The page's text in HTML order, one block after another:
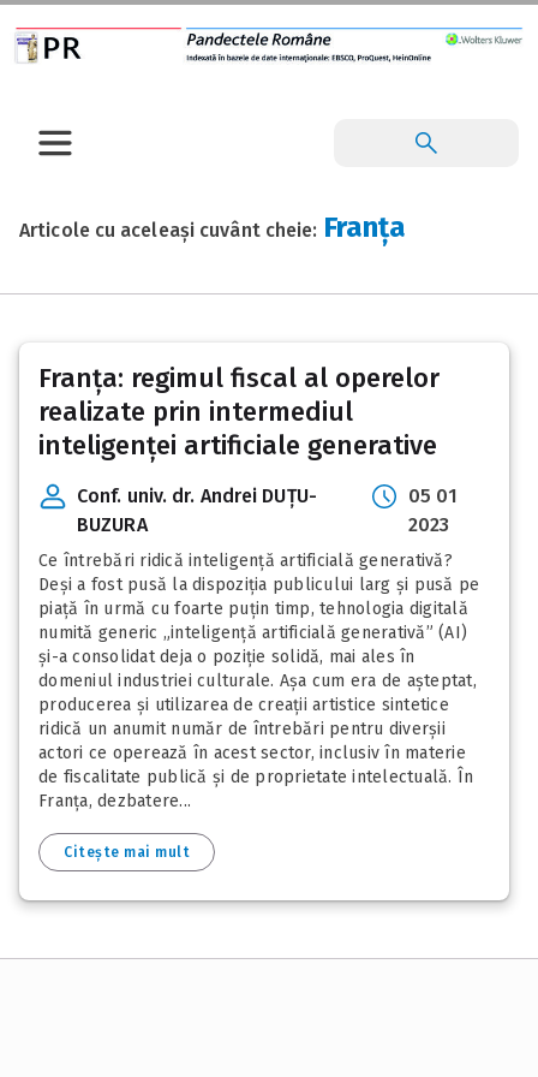
Articole cu aceleași cuvânt cheie: Franța
Franța: regimul fiscal al operelor
realizate prin intermediul
inteligenței artificiale generative
Conf. univ. dr. Andrei DUȚU-
BUZURA
05 01
2023
Ce întrebări ridică inteligență artificială generativă?
Deși a fost pusă la dispoziția publicului larg și pusă pe
piață în urmă cu foarte puțin timp, tehnologia digitală
numită generic „inteligență artificială generativă” (AI)
și-a consolidat deja o poziție solidă, mai ales în
domeniul industriei culturale. Așa cum era de așteptat,
producerea și utilizarea de creații artistice sintetice
ridică un anumit număr de întrebări pentru diverșii
actori ce operează în acest sector, inclusiv în materie
de fiscalitate publică și de proprietate intelectuală. În
Franța, dezbatere...
Citește mai mult